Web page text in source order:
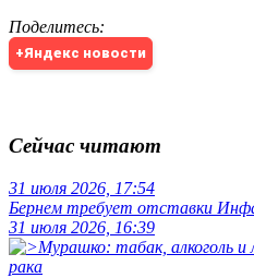
Поделитесь:
+Яндекс новости
Сейчас читают
31 июля 2026, 17:54
Бернем требует отставки
31 июля 2026, 16:39